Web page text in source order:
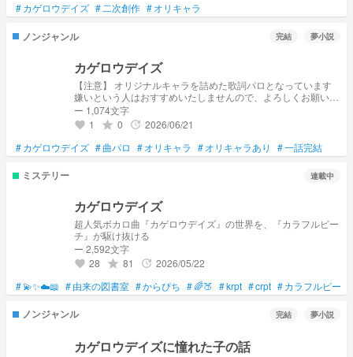
#カゲロウデイズ #二次創作 #オリキャラ
ノンジャンル 完結 夢小説
カゲロウデイズ
【注意】 オリジナルキャラを詰めた歌詞パロとなっています
嫌いという人はおすすめいたしませんので、よろしくお願いい
たします ─カゲロウデイズとは マルチクリエイターのじん(自
然の敵P)氏が2011年に動画サイトへ投稿した楽曲から始まる
大人気マルチメディア作品
ー 1,074文字
favorite 1 grade 0 update 2026/06/21
#カゲロウデイズ #曲パロ #オリキャラ #オリキャラあり #一話完結
ミステリー 連載中
カゲロウデイズ
超人気ボカロ曲『カゲロウデイズ』の世界を、『カラフルピー
チ』が駆け抜ける
ー 2,592文字
favorite 28 grade 81 update 2026/05/22
#💫✨☁️📖 #由来の図書室 #からぴち #🌈🍑 #krpt #crpt #カラフルピーチ
ノンジャンル 完結 夢小説
カゲロウデイズに憧れた子の話